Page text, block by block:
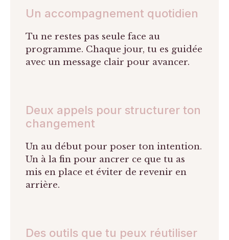
Un accompagnement quotidien
Tu ne restes pas seule face au
programme. Chaque jour, tu es guidée
avec un message clair pour avancer.
Deux appels pour structurer ton
changement
Un au début pour poser ton intention.
Un à la fin pour ancrer ce que tu as
mis en place et éviter de revenir en
arrière.
Des outils que tu peux réutiliser